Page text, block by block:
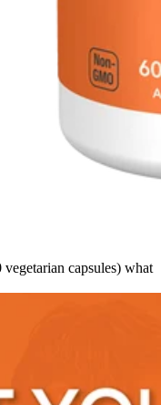
capsules) what